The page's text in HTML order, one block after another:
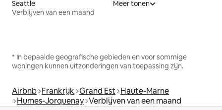
Seattle
Verblijven van een maand
Meer tonen
* In bepaalde geografische gebieden en voor sommige
woningen kunnen uitzonderingen van toepassing zijn.
Airbnb Frankrijk Grand Est Haute-Marne
Humes-Jorquenay Verblijven van een maand